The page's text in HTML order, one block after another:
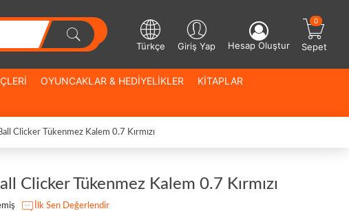
Sepet
0
Türkçe Giriş Yap Hesap Oluştur
OYUNCAKLAR & HEDİYELİKLER KİTAPLAR
Clicker Tükenmez Kalem 0.7 Kırmızı
Clicker Tükenmez Kalem 0.7 Kırmızı
İlk Sen Değerlendir